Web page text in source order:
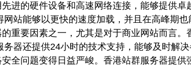
进的硬件设备和高速网络连接，能够提供
站能够以更快的速度加载，并且在高峰期也
重要因素之一，尤其是对于商业网站而言
器还提供24小时的技术支持，能够及时解决
全问题变得日益严峻。香港站群服务器提